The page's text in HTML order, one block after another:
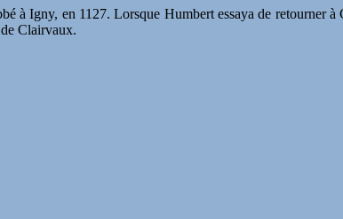
à Igny, en 1127. Lorsque Humbert essaya de retourner
Clairvaux.